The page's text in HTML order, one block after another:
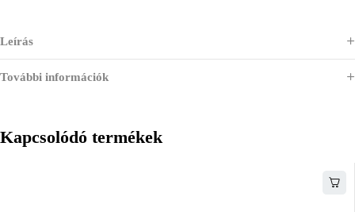
Leírás
További információk
Kapcsolódó termékek